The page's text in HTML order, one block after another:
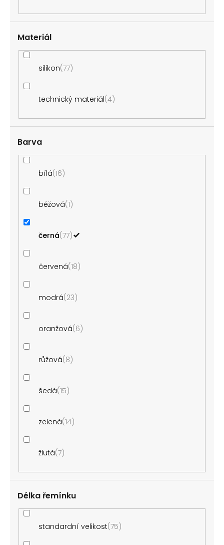
Barva
bílá 16
béžová 1
černá 77
červená 18
modrá 23
oranžová 6
růžová 8
šedá 15
zelená 14
žlutá 7
Délka řemínku
standardní velikost 75
Materiál
silikon 77
technický materiál 4